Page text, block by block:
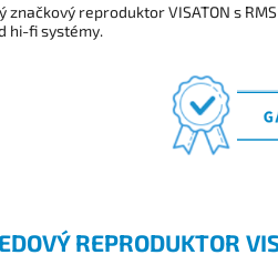
značkový reproduktor VISATON s
hi-fi systémy.
REPRODUKTOR